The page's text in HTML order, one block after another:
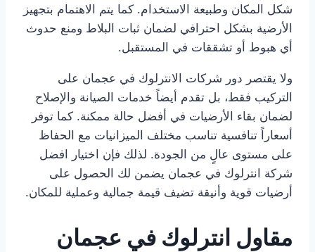
شكل المكان وطبيعة الاستخدام. كما يتم الاهتمام بتجهيز
الأرضية بشكل احترافي لضمان ثبات البلاط ومنع حدوث
أي هبوط أو تشققات في المستقبل.
ولا يقتصر دور شركات الانترلوك في عجمان على
التركيب فقط، بل تقدم أيضاً خدمات الصيانة والإصلاح
لضمان بقاء الأرضيات في أفضل حالة ممكنة. كما توفر
أسعاراً تنافسية تناسب مختلف الميزانيات مع الحفاظ
على مستوى عالٍ من الجودة. لذلك فإن اختيار افضل
شركة انترلوك في عجمان يضمن لك الحصول على
أرضيات قوية وأنيقة تضيف قيمة جمالية وعملية للمكان.
مقاول انترلوك في عجمان